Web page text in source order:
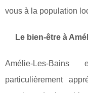
vous à la population
Le bien-être à
Amélie-Les-
particulièrement